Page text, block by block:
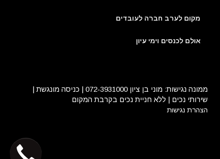
מקום לערב חברה לעובדים
אולם לכנסים וימי עיון
ממונה נגישות: מוני בן ציון 072-3931000 | כניסה מונגשת |
שירותי נכים | ללא חניית נכים בקרבת המקום
הצהרת נגישות